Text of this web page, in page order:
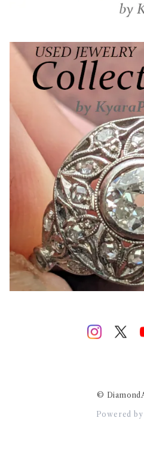
©
Powered by